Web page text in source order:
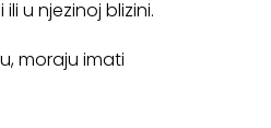
u njezinoj blizini.
moraju imati